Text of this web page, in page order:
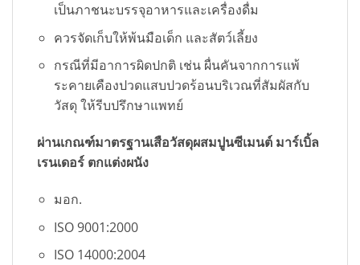
เป็นภาชนะบรรจุอาหารและเครื่องดื่ม
ควรจัดเก็บให้พ้นมือเด็ก และสัตว์เลี้ยง
กรณีที่มีอาการผิดปกติ เช่น ผื่นคันจากการแพ้
ระคายเคืองปวดแสบปวดร้อนบริเวณที่สัมผัสกับ
วัสดุ ให้รีบปรึกษาแพทย์
ผ่านเกณฑ์มาตรฐานเสือวัสดุผสมปูนซีเมนต์ มาร์เบิ้ล
เรนเดอร์ ตกแต่งผนัง
มอก.
ISO 9001:2000
ISO 14000:2004